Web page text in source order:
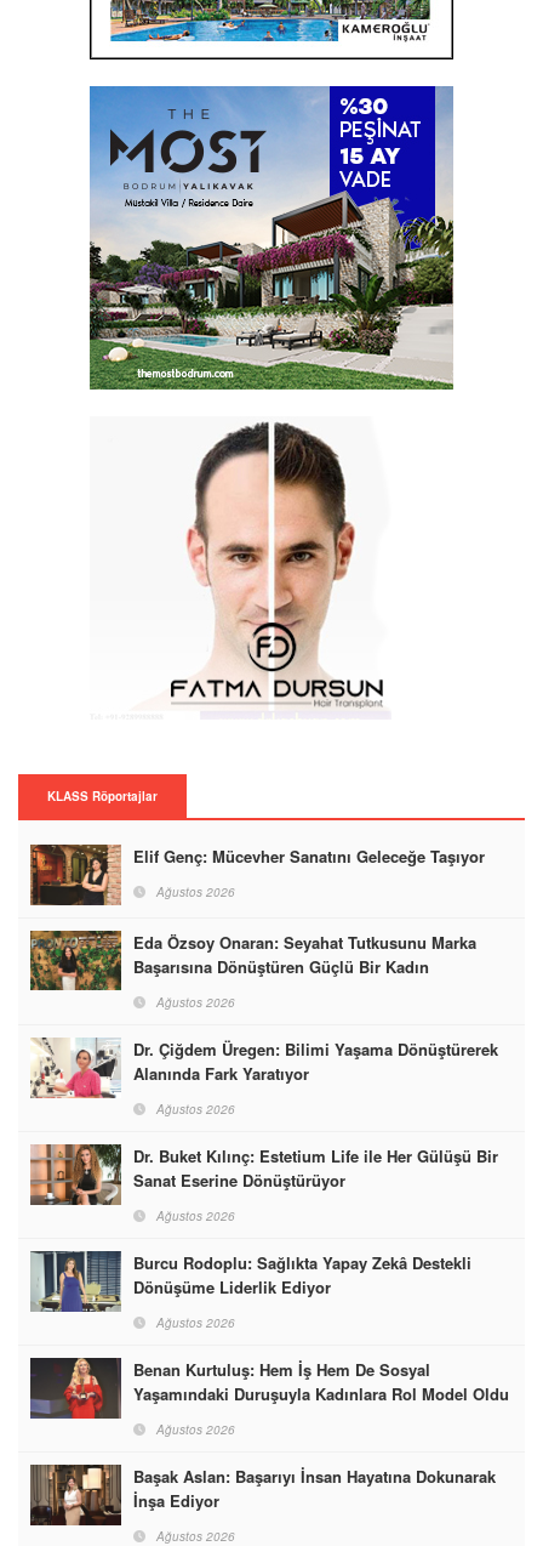
KLASS Röportajlar
Elif Genç: Mücevher Sanatını Geleceğe Taşıyor
Ağustos 2026
Eda Özsoy Onaran: Seyahat Tutkusunu Marka
Başarısına Dönüştüren Güçlü Bir Kadın
Ağustos 2026
Dr. Çiğdem Üregen: Bilimi Yaşama Dönüştürerek
Alanında Fark Yaratıyor
Ağustos 2026
Dr. Buket Kılınç: Estetium Life ile Her Gülüşü Bir
Sanat Eserine Dönüştürüyor
Ağustos 2026
Burcu Rodoplu: Sağlıkta Yapay Zekâ Destekli
Dönüşüme Liderlik Ediyor
Ağustos 2026
Benan Kurtuluş: Hem İş Hem De Sosyal
Yaşamındaki Duruşuyla Kadınlara Rol Model Oldu
Ağustos 2026
Başak Aslan: Başarıyı İnsan Hayatına Dokunarak
İnşa Ediyor
Ağustos 2026